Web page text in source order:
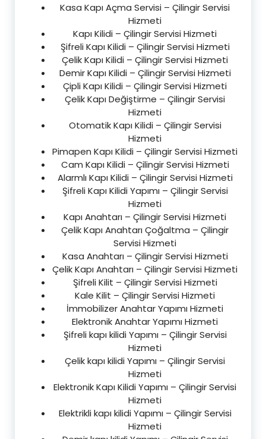
Kasa Kapı Açma Servisi – Çilingir Servisi
Hizmeti
Kapı Kilidi – Çilingir Servisi Hizmeti
Şifreli Kapı Kilidi – Çilingir Servisi Hizmeti
Çelik Kapı Kilidi – Çilingir Servisi Hizmeti
Demir Kapı Kilidi – Çilingir Servisi Hizmeti
Çipli Kapı Kilidi – Çilingir Servisi Hizmeti
Çelik Kapı Değiştirme – Çilingir Servisi
Hizmeti
Otomatik Kapı Kilidi – Çilingir Servisi
Hizmeti
Pimapen Kapı Kilidi – Çilingir Servisi Hizmeti
Cam Kapı Kilidi – Çilingir Servisi Hizmeti
Alarmlı Kapı Kilidi – Çilingir Servisi Hizmeti
Şifreli Kapı Kilidi Yapımı – Çilingir Servisi
Hizmeti
Kapı Anahtarı – Çilingir Servisi Hizmeti
Çelik Kapı Anahtarı Çoğaltma – Çilingir
Servisi Hizmeti
Kasa Anahtarı – Çilingir Servisi Hizmeti
Çelik Kapı Anahtarı – Çilingir Servisi Hizmeti
Şifreli Kilit – Çilingir Servisi Hizmeti
Kale Kilit – Çilingir Servisi Hizmeti
İmmobilizer Anahtar Yapımı Hizmeti
Elektronik Anahtar Yapımı Hizmeti
Şifreli kapı kilidi Yapımı – Çilingir Servisi
Hizmeti
Çelik kapı kilidi Yapımı – Çilingir Servisi
Hizmeti
Elektronik Kapı Kilidi Yapımı – Çilingir Servisi
Hizmeti
Elektrikli kapı kilidi Yapımı – Çilingir Servisi
Hizmeti